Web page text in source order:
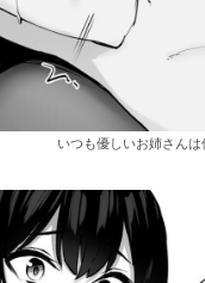
いつも優しいお姉さん